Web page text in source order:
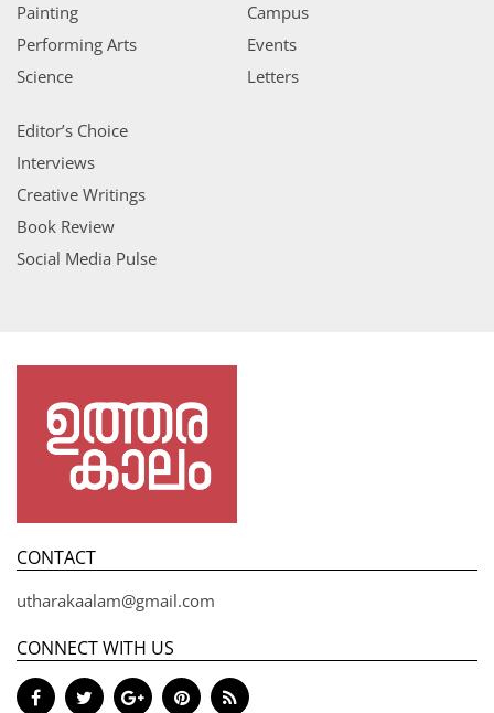
Painting
Performing Arts
Science
Campus
Events
Letters
Editor’s Choice
Interviews
Creative Writings
Book Review
Social Media Pulse
CONTACT
utharakaalam@gmail.com
CONNECT WITH US